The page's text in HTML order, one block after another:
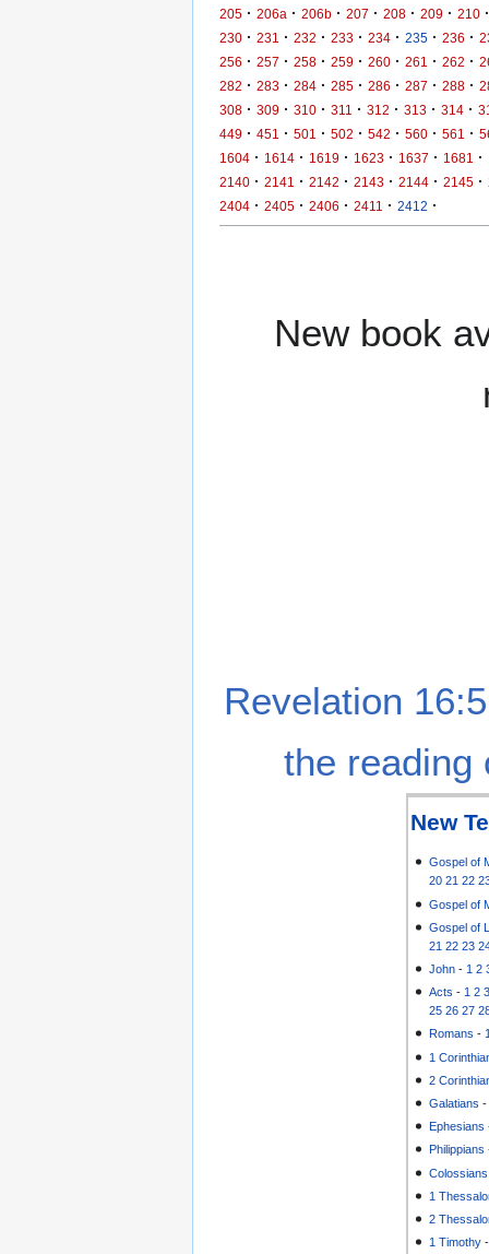
205 · 206a · 206b · 207 · 208 · 209 · 210 ·
230 · 231 · 232 · 233 · 234 · 235 · 236 ·
256 · 257 · 258 · 259 · 260 · 261 · 262 ·
282 · 283 · 284 · 285 · 286 · 287 · 288 ·
308 · 309 · 310 · 311 · 312 · 313 · 314 ·
449 · 451 · 501 · 502 · 542 · 560 · 561 ·
1604 · 1614 · 1619 · 1623 · 1637 · 1681 ·
2140 · 2141 · 2142 · 2143 · 2144 · 2145 ·
2404 · 2405 · 2406 · 2411 · 2412 ·
New book
Revelation
the reading
New
Gospel of
20 21 22
Gospel of
Gospel of
21 22 23
John - 1 2
Acts - 1 2
25 26 27
Romans -
1
2
Galatians
Ephesians
Philippians
Colossians
1
2
1 Timothy